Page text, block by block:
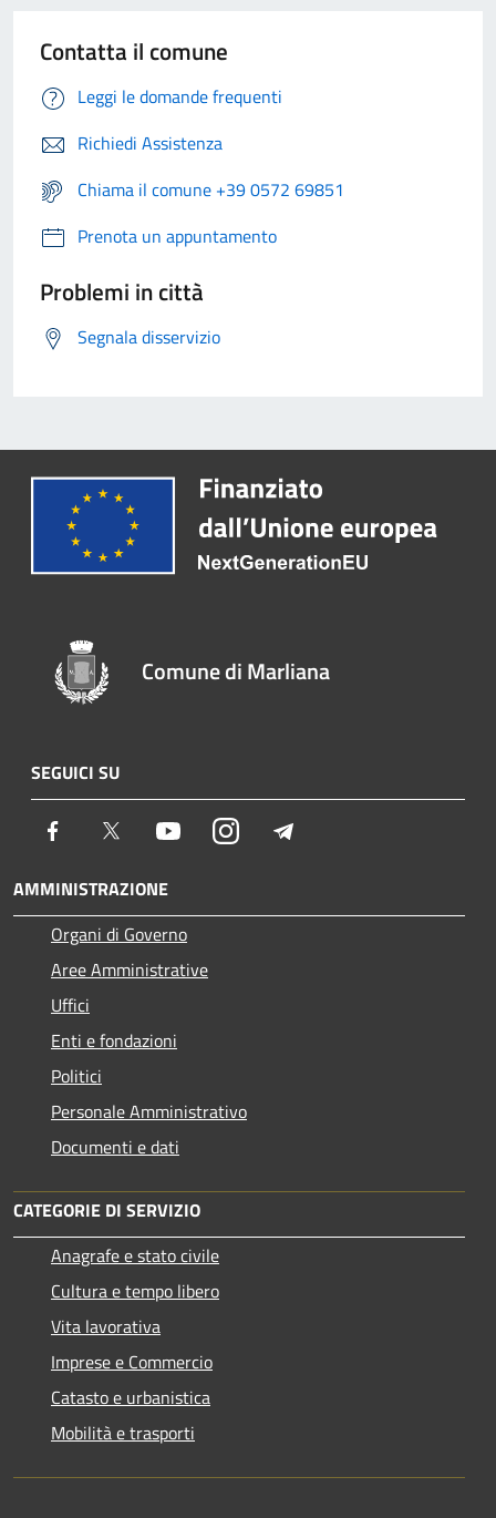
Contatta il comune
Leggi le domande frequenti
Richiedi Assistenza
Chiama il comune +39 0572 69851
Prenota un appuntamento
Problemi in città
Segnala disservizio
Comune di Marliana
SEGUICI SU
Facebook Twitter YoutubeInstagram
AMMINISTRAZIONE
Organi di Governo
Aree Amministrative
Uffici
Enti e fondazioni
Politici
Personale Amministrativo
Documenti e dati
CATEGORIE DI SERVIZIO
Anagrafe e stato civile
Cultura e tempo libero
Vita lavorativa
Imprese e Commercio
Catasto e urbanistica
Mobilità e trasporti